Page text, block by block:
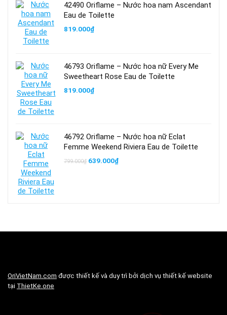
42490 Oriflame – Nước hoa nam Ascendant
Eau de Toilette
819.000₫
46793 Oriflame – Nước hoa nữ Every Me
Sweetheart Rose Eau de Toilette
819.000₫
46792 Oriflame – Nước hoa nữ Eclat
Femme Weekend Riviera Eau de Toilette
799.000₫ Giá
639.000₫Giá
OriVietNam.com được thiết kế và duy trì bởi dịch vụ thiết kế website
tại ThietKe.one